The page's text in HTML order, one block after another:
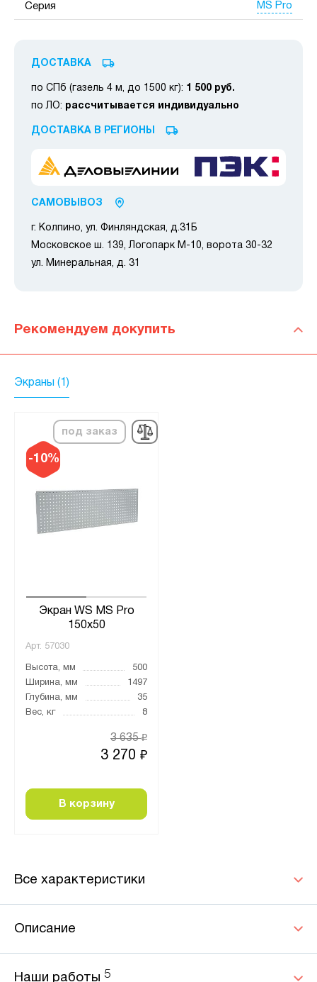
Серия MS Pro
ДОСТАВКА
по СПб (газель 4 м, до 1500 кг): 1 500 руб.
по ЛО: рассчитывается индивидуально
ДОСТАВКА В РЕГИОНЫ
САМОВЫВОЗ
г. Колпино, ул. Финляндская, д.31Б
Московское ш. 139, Логопарк М-10, ворота 30-32
ул. Минеральная, д. 31
Рекомендуем докупить
Экраны (1)
-10%
под заказ
Экран WS MS Pro
150x50
Арт. 57030
Высота, мм
500
Ширина, мм
1497
Глубина, мм
35
Вес, кг
8
3 270 ₽
3 635₽
В корзину
Все характеристики
Описание
Наши работы 5